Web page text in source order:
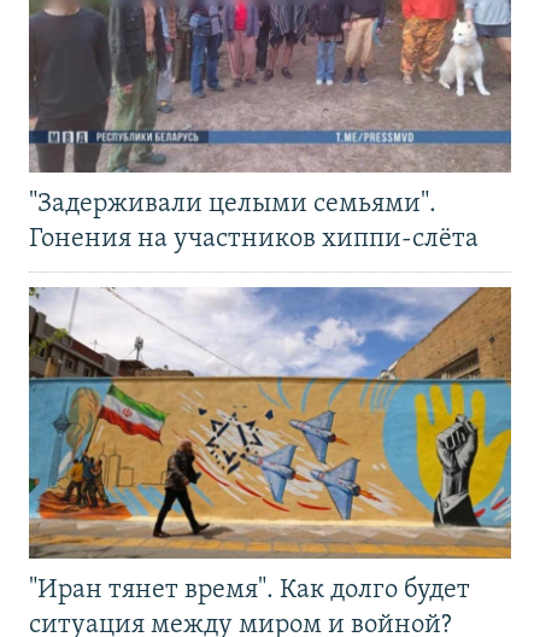
"Задерживали целыми семьями".
Гонения на участников хиппи-слёта
"Иран тянет время". Как долго будет
ситуация между миром и войной?